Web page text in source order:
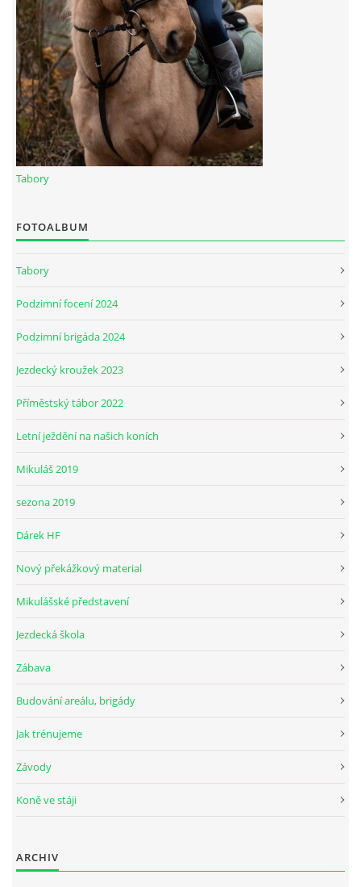
PŘISPĚVEK ČUS KARVINA -PODPORA SPORTU V
MORAVSKOSLEZSKÉM KRAJI
NÁHRADNÍ TERMÍN BRIGÁDY PRO TY KTEŘÍ SE
NEDOSTAVILI NA PODZIMNÍ BRIGÁDU
ČLENOVÉ RYCHVALDU 2023
DNE 17.11.2023 KROUŽEK JEZDECTVÍ NENÍ
NABÍZÍME BRIGÁDU U NÁS VE STÁJI. PRO BLIŽŠÍ INFO
DĚKUJEME ZA PODPORU ČESKÉ UNIÍ SPORTU
JARNÍ BRIGÁDA SE ODKLÁDÁ.
PODZIMNÍ BRIGÁDA 9.11.2024
VELKÝ PÁTEK-18.4 KROUŽEK BUDE NORMÁLNĚ PROBÍHAT
PRAZDNINOVÝ KROUŽEK
Tabory
FOTOALBUM
Tabory
Podzimní focení 2024
Podzimní brigáda 2024
Jezdecký kroužek 2023
Příměstský tábor 2022
Letní ježdění na našich koních
Mikuláš 2019
sezona 2019
Dárek HF
Nový překážkový material
Mikulášské představení
Jezdecká škola
Zábava
Budování areálu, brigády
Jak trénujeme
Závody
Koně ve stáji
ARCHIV